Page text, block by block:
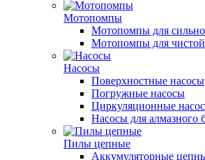
Мотопомпы
Мотопомпы для
Мотопомпы для
Насосы
Поверхностные насосы
Погружные насосы
Циркуляционные
Насосы для алмазного
Пилы цепные
Аккумуляторные